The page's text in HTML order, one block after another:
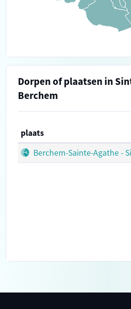
Dorpen of plaatsen in
Berchem
plaats
Berchem-Sainte-Agathe -